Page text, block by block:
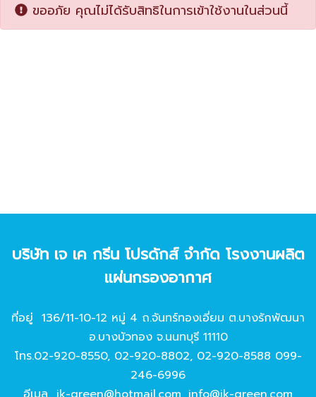
ขออภัย คุณไม่ได้รับสิทธิในการเข้าใช้งานในส่วนนี้
บริษัท เจ เค กรีน โปรดักส์ จํากัด โรงงานผลิต
แผ่นกรองอากาศ
ที่อยู่ 136/11-10-12 หมู่ 4 ถ.จันทร์ทองเอี่ยม ต.บางรักพัฒนา
อ.บางบัวทอง จ.นนทบุรี 11110
โทร.02-920-8550, 02-920-8802, 02-920-8588 099-
246-6996